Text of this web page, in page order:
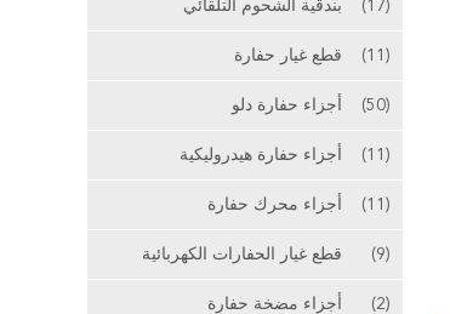
بندقية الشحوم التلقائي (17)
قطع غيار حفارة (11)
أجزاء حفارة دلو (50)
أجزاء حفارة هيدروليكية (11)
أجزاء محرك حفارة (11)
قطع غيار الحفارات الكهربائية (9)
أجزاء مضخة حفارة (2)